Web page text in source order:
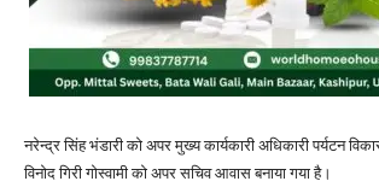
नरेन्द्र सिंह भंडारी को अपर मुख्य कार्यकारी अधिकारी पर्यटन
विनोद गिरी गोस्वामी को अपर सचिव आवास बनाया गया है।